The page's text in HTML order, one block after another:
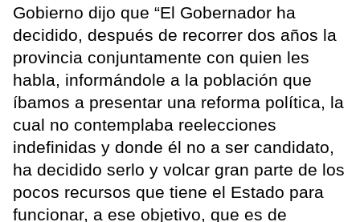
Gobierno dijo que “El Gobernador ha
decidido, después de recorrer dos años la
provincia conjuntamente con quien les
habla, informándole a la población que
íbamos a presentar una reforma política, la
cual no contemplaba reelecciones
indefinidas y donde él no a ser candidato,
ha decidido serlo y volcar gran parte de los
pocos recursos que tiene el Estado para
funcionar, a ese objetivo, que es de